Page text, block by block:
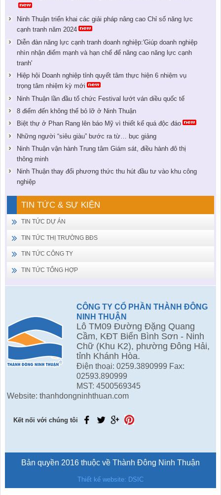
Ninh Thuận triển khai các giải pháp nâng cao Chỉ số năng lực
cạnh tranh năm 2024
Diễn đàn năng lực cạnh tranh doanh nghiệp:'Giúp doanh nghiệp
nhìn nhận điểm mạnh và hạn chế để nâng cao năng lực cạnh
tranh'
Hiệp hội Doanh nghiệp tỉnh quyết tâm thực hiện 6 nhiệm vụ
trọng tâm nhiệm kỳ mới
Ninh Thuận lần đầu tổ chức Festival lướt ván diều quốc tế
8 điểm đến không thể bỏ lỡ ở Ninh Thuận
Biệt thự ở Phan Rang lên báo Mỹ vì thiết kế quá độc đáo
Những người “siêu giàu” bước ra từ… bục giảng
Ninh Thuận vận hành Trung tâm Giám sát, điều hành đô thị
thông minh
Ninh Thuận thay đổi phương thức thu hút đầu tư vào khu công
nghiệp
TIN TỨC & SỰ KIỆN
TIN TỨC DỰ ÁN
TIN TỨC THỊ TRƯỜNG BĐS
TIN TỨC CÔNG TY
TIN TỨC TỔNG HỢP
CÔNG TY CỔ PHẦN THÀNH ĐÔNG
NINH THUẬN
Lô TM09 Đường Đặng Quang
Cầm, KĐT Biển Bình Sơn - Ninh
Chữ (Khu K2), phường Đông Hải,
tỉnh Khánh Hòa.
Điện thoại: 0259.3890999 Fax:
02593.890999
MST: 4500569345
Website: thanhdongninhthuan.com
Kết nối với chúng tôi
Bản quyền 2016 thuộc về Thành Đông Ninh Thuận
Thiết kế website: DSIC